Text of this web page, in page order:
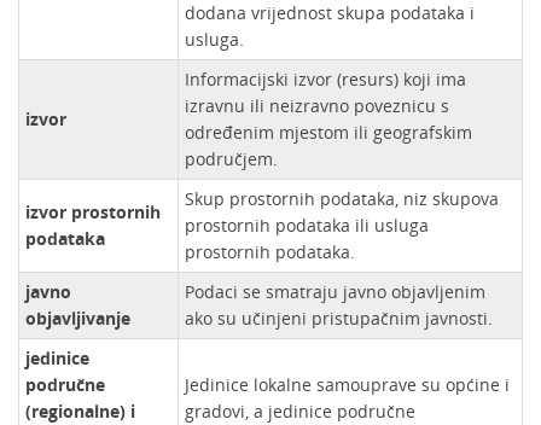
dodana vrijednost skupa podataka i
usluga.
izvor
Informacijski izvor (resurs) koji ima
izravnu ili neizravno poveznicu s
određenim mjestom ili geografskim
područjem.
izvor prostornih
podataka
Skup prostornih podataka, niz skupova
prostornih podataka ili usluga
prostornih podataka.
javno
objavljivanje
Podaci se smatraju javno objavljenim
ako su učinjeni pristupačnim javnosti.
jedinice
područne
(regionalne) i
Jedinice lokalne samouprave su općine i
gradovi, a jedinice područne